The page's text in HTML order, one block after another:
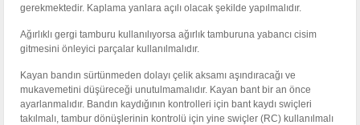
gerekmektedir. Kaplama yanlara açılı olacak şekilde yapılmalıdır.
Ağırlıklı gergi tamburu kullanılıyorsa ağırlık tamburuna yabancı cisim
gitmesini önleyici parçalar kullanılmalıdır.
Kayan bandın sürtünmeden dolayı çelik aksamı aşındıracağı ve
mukavemetini düşüreceği unutulmamalıdır. Kayan bant bir an önce
ayarlanmalıdır. Bandın kaydığının kontrolleri için bant kaydı swiçleri
takılmalı, tambur dönüşlerinin kontrolü için yine swiçler (RC) kullanılmalı